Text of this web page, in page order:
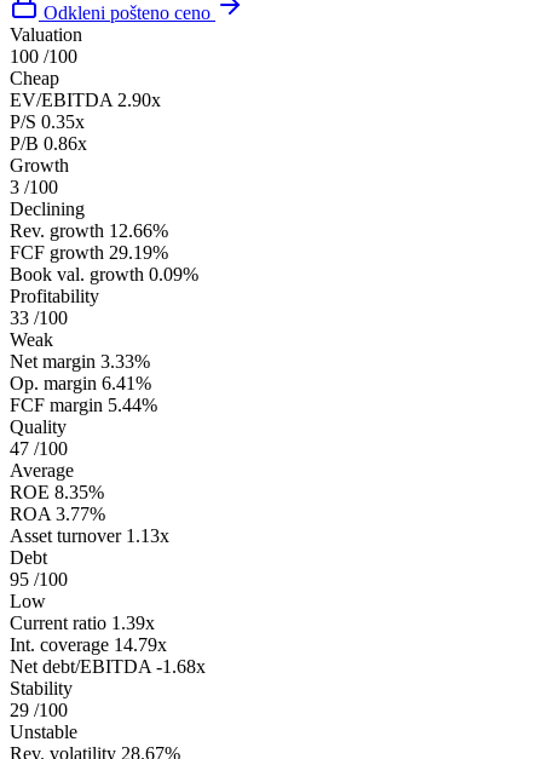
Odkleni pošteno ceno
Valuation
100 /100
Cheap
EV/EBITDA 2.90x
P/S 0.35x
P/B 0.86x
Growth
3 /100
Declining
Rev. growth 12.66%
FCF growth 29.19%
Book val. growth 0.09%
Profitability
33 /100
Weak
Net margin 3.33%
Op. margin 6.41%
FCF margin 5.44%
Quality
47 /100
Average
ROE 8.35%
ROA 3.77%
Asset turnover 1.13x
Debt
95 /100
Low
Current ratio 1.39x
Int. coverage 14.79x
Net debt/EBITDA -1.68x
Stability
29 /100
Unstable
Rev. volatility 28.67%